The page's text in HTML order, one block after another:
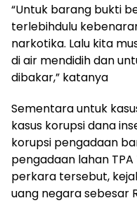
“Untuk barang bukti
terlebihdulu
narkotika. Lalu kita
di air mendidih dan
dibakar,” katanya
Sementara untuk
kasus korupsi dana
korupsi pengadaan
pengadaan lahan
perkara tersebut,
uang negara sebesar